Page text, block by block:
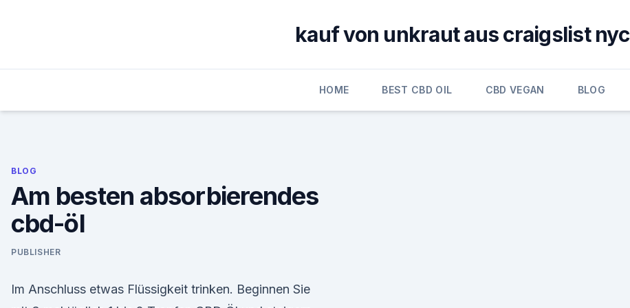
kauf von unkraut aus craigslist nyc
HOME BEST CBD OIL CBD VEGAN BLOG
BLOG
Am besten absorbierendes
cbd-öl
PUBLISHER
Im Anschluss etwas Flüssigkeit trinken. Beginnen Sie